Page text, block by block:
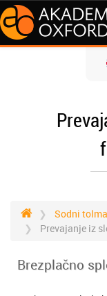
Sodni
Prevajanje iz
Brezplačno